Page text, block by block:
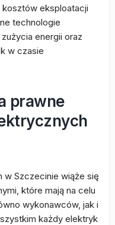
eksploatacji
technologie
energii oraz
w czasie
prawne
w Szczecinie wiąże się
które mają na celu
wykonawców, jak i
każdy elektryk